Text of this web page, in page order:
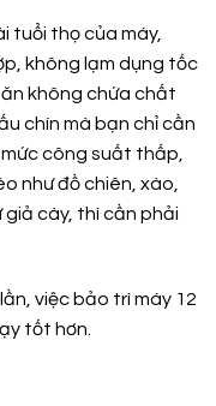
tuổi thọ của máy,
không lạm dụng tốc
không chứa chất
chín mà bạn chỉ cần
công suất thấp,
như đồ chiên, xào,
cày, thì cần phải
việc bảo trì máy 12
tốt hơn.